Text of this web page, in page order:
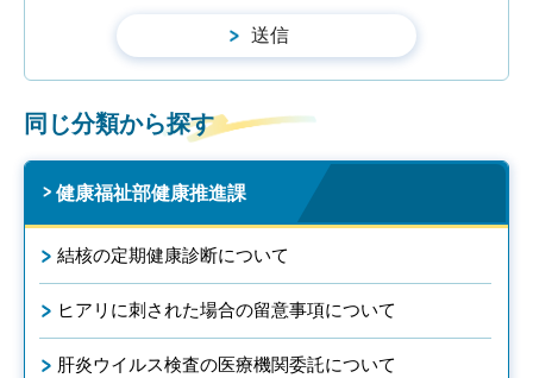
同じ分類から探す
健康福祉部健康推進課
結核の定期健康診断について
ヒアリに刺された場合の留意事項について
肝炎ウイルス検査の医療機関委託について